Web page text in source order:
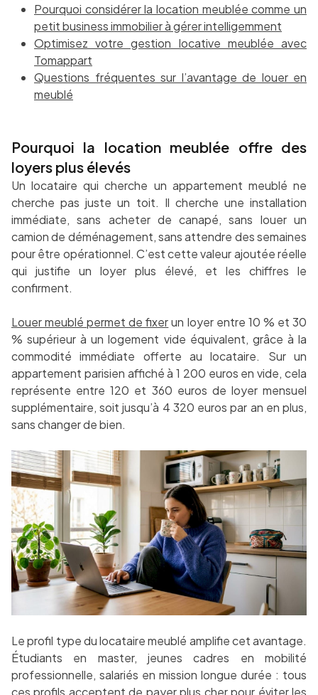
Pourquoi considérer la location meublée comme un
petit business immobilier à gérer intelligemment
Optimisez votre gestion locative meublée avec
Tomappart
Questions fréquentes sur l’avantage de louer en
meublé
Pourquoi la location meublée offre des
loyers plus élevés
Un locataire qui cherche un appartement meublé ne
cherche pas juste un toit. Il cherche une installation
immédiate, sans acheter de canapé, sans louer un
camion de déménagement, sans attendre des semaines
pour être opérationnel. C’est cette valeur ajoutée réelle
qui justifie un loyer plus élevé, et les chiffres le
confirment.
Louer meublé permet de fixerun loyer entre 10 % et 30
% supérieur à un logement vide équivalent, grâce à la
commodité immédiate offerte au locataire. Sur un
appartement parisien affiché à 1 200 euros en vide, cela
représente entre 120 et 360 euros de loyer mensuel
supplémentaire, soit jusqu’à 4 320 euros par an en plus,
sans changer de bien.
Le profil type du locataire meublé amplifie cet avantage.
Étudiants en master, jeunes cadres en mobilité
professionnelle, salariés en mission longue durée : tous
ces profils acceptent de payer plus cher pour éviter les